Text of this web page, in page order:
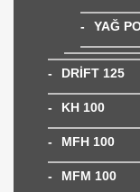
YAĞ
DRİFT 125
KH 100
MFH 100
MFM 100